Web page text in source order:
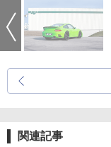
関連記事